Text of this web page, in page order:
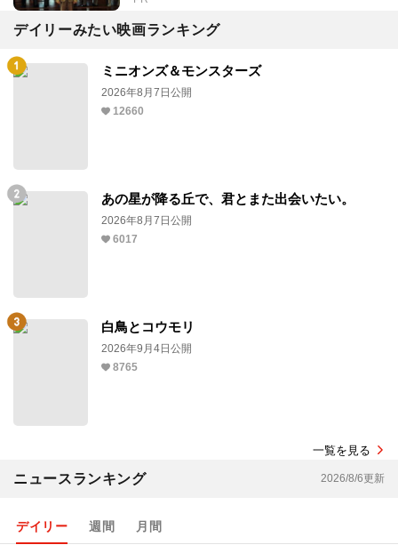
デイリーみたい映画ランキング
ミニオンズ＆モンスターズ
2026年8月7日公開
12660
あの星が降る丘で、君とまた出会いたい。
2026年8月7日公開
6017
白鳥とコウモリ
2026年9月4日公開
8765
一覧を見る
ニュースランキング 2026/8/6更新
デイリー 週間 月間